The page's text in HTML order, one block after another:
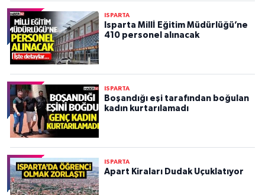
ISPARTA
Isparta Millİ Eğitim Müdürlüğü’ne
410 personel alınacak
ISPARTA
Boşandığı eşi tarafından boğulan
kadın kurtarılamadı
ISPARTA
Apart Kiraları Dudak Uçuklatıyor